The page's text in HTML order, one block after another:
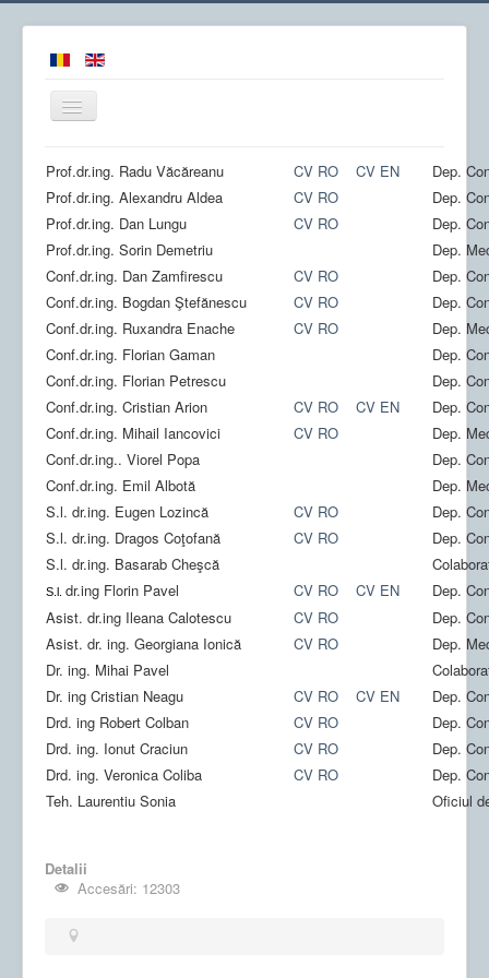
Comută
navigarea
Acasa
Obiectiv
Colectiv
Proiecte
Utile
Echipamente
Noutati
Publicatii
Contact
RO-RISK
6CNIS&2CNISS
Prof.dr.ing. Radu Văcăreanu CV RO CV EN
Dep.
Prof.dr.ing. Alexandru Aldea
CV RO
Dep.
Prof.dr.ing. Dan Lungu
CV RO
Dep.
Prof.dr.ing. Sorin Demetriu
Dep.
Conf.dr.ing. Dan Zamfirescu
CV RO
Dep.
Conf.dr.ing. Bogdan Ştefănescu
CV RO
Dep.
Conf.dr.ing. Ruxandra Enache
CV RO
Dep.
Conf.dr.ing. Florian Gaman
Dep.
Conf.dr.ing. Florian Petrescu
Dep.
Conf.dr.ing. Cristian Arion CV RO CV EN
Dep.
Conf.dr.ing. Mihail Iancovici CV RO
Dep.
Conf.dr.ing.. Viorel Popa
Dep.
Conf.dr.ing. Emil Albotă
Dep.
S.l. dr.ing. Eugen Lozincă
CV RO
Dep.
S.l. dr.ing. Dragos Coţofană
CV RO
Dep.
S.l. dr.ing. Basarab Cheşcă
S.l. dr.ing Florin Pavel CV RO CV EN
Dep.
Asist. dr.ing Ileana Calotescu
CV RO
Dep.
Asist. dr. ing. Georgiana Ionică
CV RO
Dep.
Dr. ing. Mihai Pavel
Dr. ing Cristian Neagu
CV RO CV EN
Dep.
Drd. ing Robert Colban
CV RO
Dep.
Drd. ing. Ionut Craciun
CV RO
Dep.
Drd. ing. Veronica Coliba
CV RO
Dep.
Teh. Laurentiu Sonia
Oficiul
Detalii
Accesări: 12303